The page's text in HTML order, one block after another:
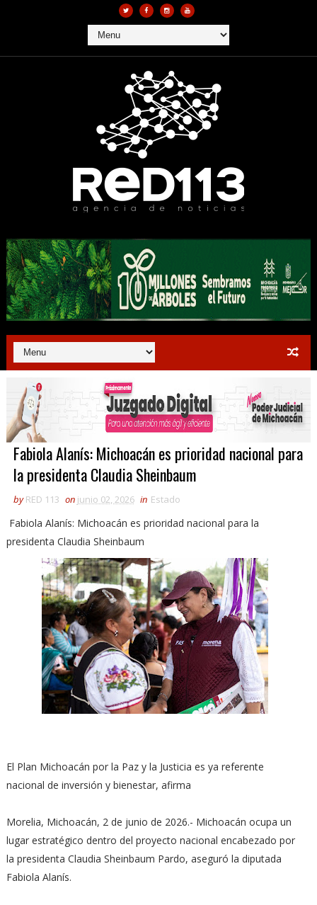
Fabiola Alanís: Michoacán es prioridad nacional para
la presidenta Claudia Sheinbaum
by RED 113 on junio 02, 2026 in Estado
Fabiola Alanís: Michoacán es prioridad nacional para la
presidenta Claudia Sheinbaum
El Plan Michoacán por la Paz y la Justicia es ya referente
nacional de inversión y bienestar, afirma
Morelia, Michoacán, 2 de junio de 2026.- Michoacán ocupa un
lugar estratégico dentro del proyecto nacional encabezado por
la presidenta Claudia Sheinbaum Pardo, aseguró la diputada
Fabiola Alanís.